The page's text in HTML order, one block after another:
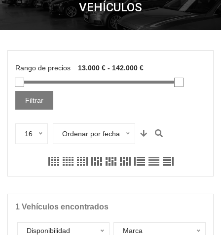
VEHÍCULOS
Rango de precios
Filtrar
16 Ordenar por fecha
1 Vehículos encontrados
Disponibilidad Marca